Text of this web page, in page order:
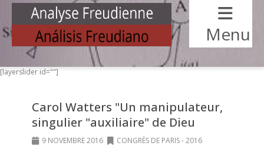
Menu
[layerslider id=""]
Carol Watters "Un manipulateur,
singulier "auxiliaire" de Dieu
9 NOVEMBRE 2016
CONGRÈS DE PARIS - 2016